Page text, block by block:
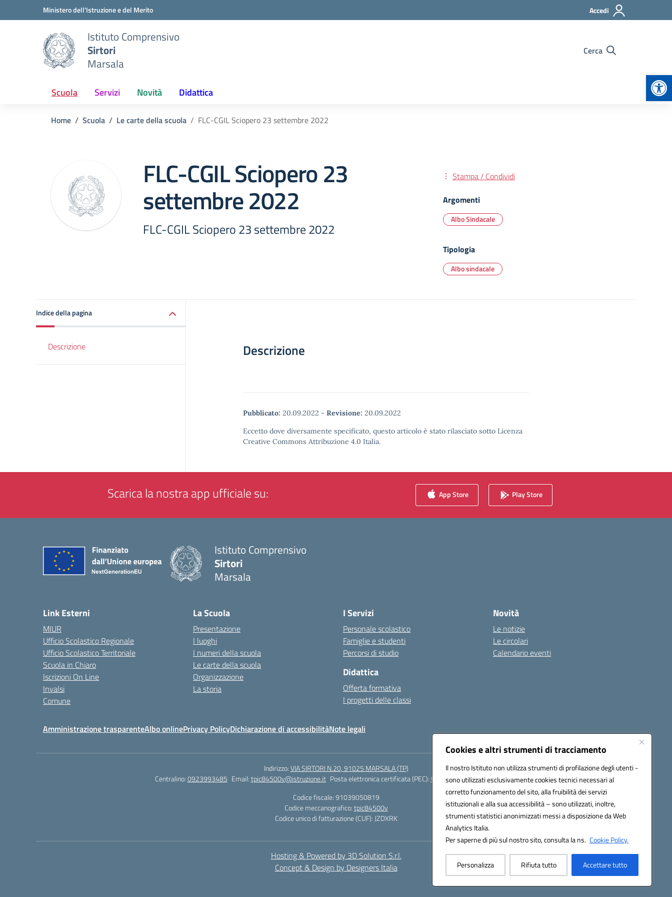
Cookies e altri strumenti di tracciamento
Il nostro Istituto non utilizza strumenti di profilazione degli utenti -
sono utilizzati esclusivamente cookies tecnici necessari al
corretto funzionamento del sito, alla fruibilità dei servizi
istituzionali e alla sua accessibilità – sono utilizzati, inoltre,
strumenti statistici anonimizzati messi a disposizione da Web
Analytics Italia.
Per saperne di più sul nostro sito, consulta la ns. Cookie Policy.
Personalizza Rifiuta tutto Accettare tutto
Vai ai contenuti
Vai al menu di navigazioneMinistero dell'Istruzione e del Merito Accedi
Istituto Comprensivo
Sirtori
Marsala
Cerca
Scuola Servizi Novità Didattica
Home Scuola Le carte della scuola FLC-CGIL Sciopero 23 settembre 2022
FLC-CGIL Sciopero 23
settembre 2022
FLC-CGIL Sciopero 23 settembre 2022
Stampa / Condividi
Argomenti
Albo Sindacale
Tipologia
Albo sindacale
Indice della pagina
Descrizione Descrizione
Pubblicato: 20.09.2022 - Revisione: 20.09.2022
Eccetto dove diversamente specificato, questo articolo è stato rilasciato sotto Licenza
Creative Commons Attribuzione 4.0 Italia.
Scarica la nostra app ufficiale su: App Store Play Store
Istituto Comprensivo
Sirtori
Marsala
Link Esterni
MIUR
Ufficio Scolastico Regionale
Ufficio Scolastico Territoriale
Scuola in Chiaro
Iscrizioni On Line
Invalsi
Comune
La Scuola
Presentazione
I luoghi
I numeri della scuola
Le carte della scuola
Organizzazione
La storia
I Servizi
Personale scolastico
Famiglie e studenti
Percorsi di studio
Didattica
Offerta formativa
I progetti delle classi
Novità
Le notizie
Le circolari
Calendario eventi
Amministrazione trasparenteAlbo onlinePrivacy PolicyDichiarazione di accessibilitàNote legali
Indirizzo:VIA SIRTORI N.20, 91025 MARSALA (TP)
Centralino:0923993485 Email:tpic84500v@istruzione.it Posta elettronica certificata (PEC):tpic84500v@pec.istruzione.it
Codice fiscale: 91039050819
Codice meccanografico:tpic84500v
Codice unico di fatturazione (CUF): JZDXRK
Hosting & Powered by 3D Solution S.r.l.
Concept & Design by Designers Italia